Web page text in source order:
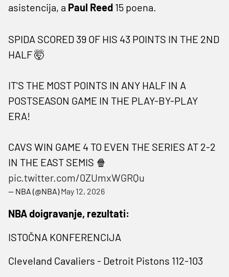
asistencija, a Paul Reed 15 poena.
SPIDA SCORED 39 OF HIS 43 POINTS IN THE 2ND
HALF 🤯
IT'S THE MOST POINTS IN ANY HALF IN A
POSTSEASON GAME IN THE PLAY-BY-PLAY
ERA!
CAVS WIN GAME 4 TO EVEN THE SERIES AT 2-2
IN THE EAST SEMIS 🍿
pic.twitter.com/0ZUmxWGRQu
— NBA (@NBA)May 12, 2026
NBA doigravanje, rezultati:
ISTOČNA KONFERENCIJA
Cleveland Cavaliers - Detroit Pistons 112-103